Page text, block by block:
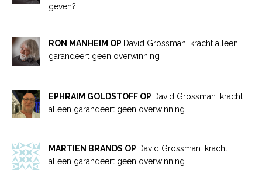
geven?
RON MANHEIM OP David Grossman: kracht alleen
garandeert geen overwinning
EPHRAIM GOLDSTOFF OP David Grossman: kracht
alleen garandeert geen overwinning
MARTIEN BRANDS OP David Grossman: kracht
alleen garandeert geen overwinning